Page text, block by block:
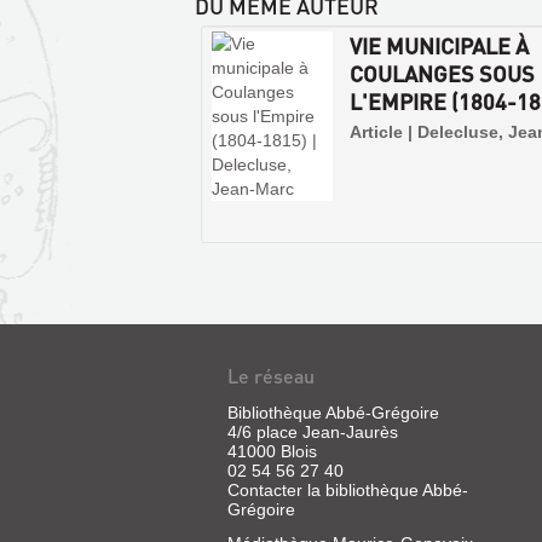
VIE MUNICIPALE À
COULANGES SOUS
L'EMPIRE (1804-
Article | Delecluse,
Le réseau
Bibliothèque Abbé-Grégoire
4/6 place Jean-Jaurès
41000 Blois
02 54 56 27 40
Contacter la bibliothèque Abbé-
Grégoire